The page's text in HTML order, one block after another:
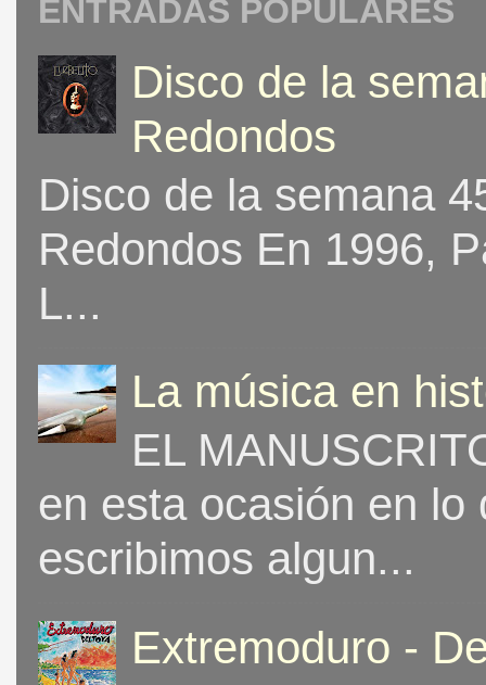
ENTRADAS POPULARES
Disco de la
Redondos
Disco de la semana
Redondos En 1996,
L...
La música en
EL
en esta ocasión en
escribimos algun...
Extremoduro -